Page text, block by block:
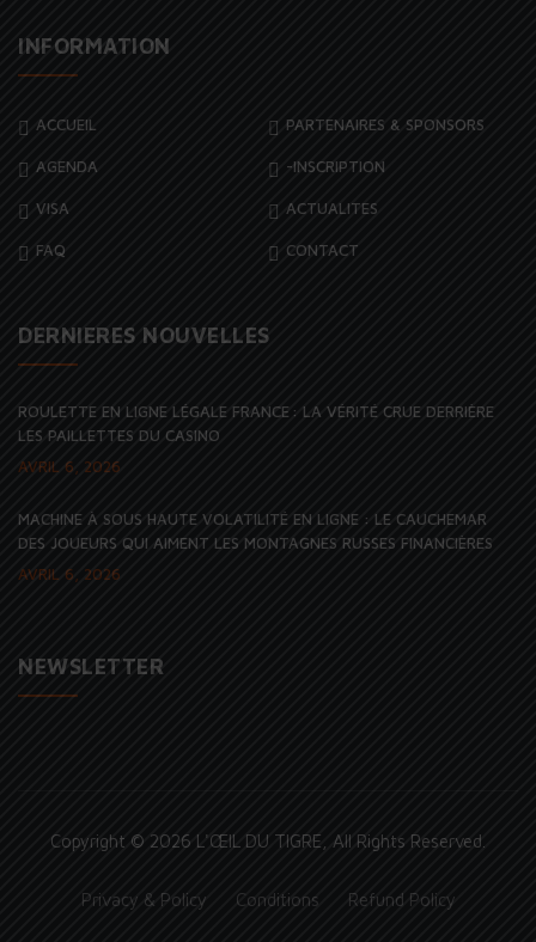
INFORMATION
ACCUEIL PARTENAIRES & SPONSORS
AGENDA -INSCRIPTION
VISA ACTUALITES
FAQ CONTACT
DERNIERES NOUVELLES
ROULETTE EN LIGNE LÉGALE FRANCE : LA VÉRITÉ CRUE DERRIÈRE
LES PAILLETTES DU CASINO
AVRIL 6, 2026
MACHINE À SOUS HAUTE VOLATILITÉ EN LIGNE : LE CAUCHEMAR
DES JOUEURS QUI AIMENT LES MONTAGNES RUSSES FINANCIÈRES
AVRIL 6, 2026
NEWSLETTER
Copyright © 2026 L'ŒIL DU TIGRE , All Rights Reserved.
Privacy & Policy Conditions Refund Policy